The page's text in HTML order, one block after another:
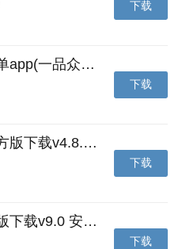
下载
一品威客网接单app(一品众包)下载v2.7.1 安卓最新版
下载
诸葛找房网官方版下载v4.8.1.1 安卓最新版
下载
皓盘云建最新版下载v9.0 安卓版
下载